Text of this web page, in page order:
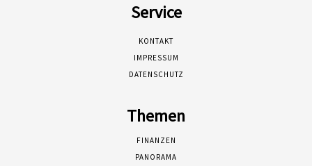
Service
KONTAKT
IMPRESSUM
DATENSCHUTZ
Themen
FINANZEN
PANORAMA